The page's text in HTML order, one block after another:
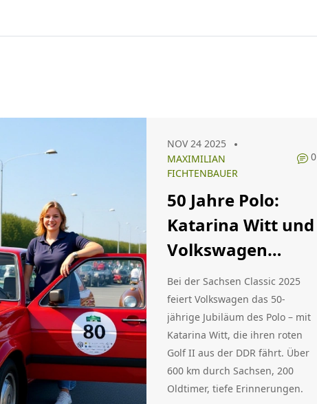
NOV 24 2025
MAXIMILIAN
FICHTENBAUER
0
50 Jahre Polo:
Katarina Witt und
Volkswagen
feiern Sachsen
Classic 2025
Bei der Sachsen Classic 2025
feiert Volkswagen das 50-
jährige Jubiläum des Polo – mit
Katarina Witt, die ihren roten
Golf II aus der DDR fährt. Über
600 km durch Sachsen, 200
Oldtimer, tiefe Erinnerungen.